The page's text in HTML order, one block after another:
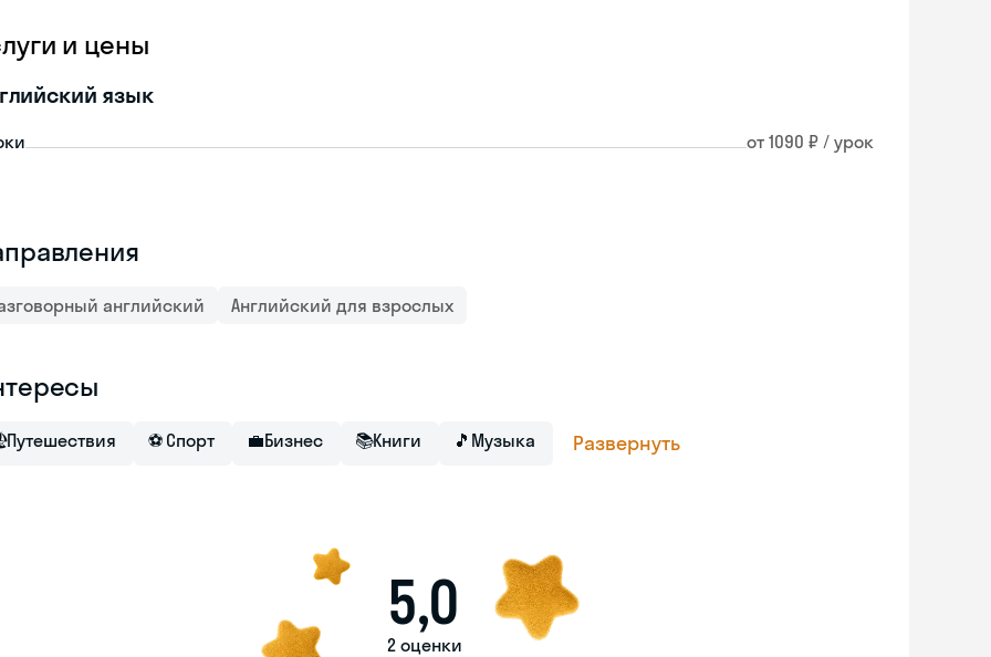
и цены
язык
от 1090 ₽ / урок
английский Английский для взрослых
Путешествия ⚽ Спорт 💼Бизнес 📚Книги 🎵 Музыка Развернуть
5,0
2 оценки